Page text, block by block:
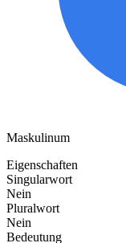
Maskulinum
Eigenschaften
Singularwort
Nein
Pluralwort
Nein
Bedeutung